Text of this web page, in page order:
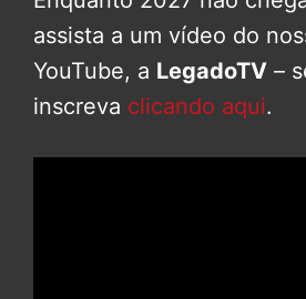
assista a um vídeo do
YouTube, a LegadoTV –
inscreva clicando aqui.